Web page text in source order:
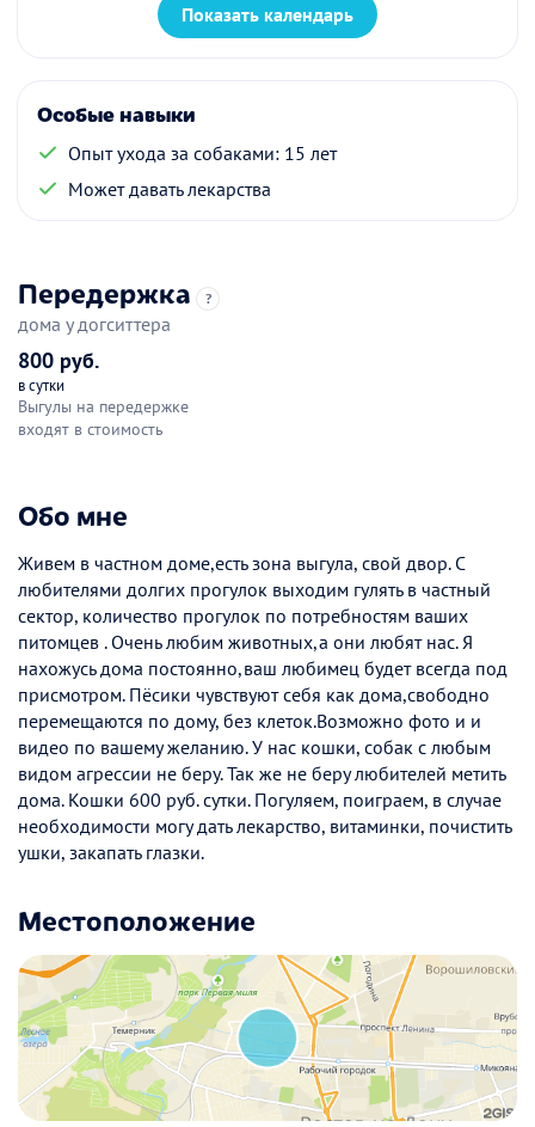
Показать календарь
Особые навыки
Опыт ухода за собаками: 15 лет
Может давать лекарства
Передержка ?
дома у догситтера
800 руб.
в сутки
Выгулы на передержке
входят в стоимость
Обо мне
Живем в частном доме,есть зона выгула, свой двор. С
любителями долгих прогулок выходим гулять в частный
сектор, количество прогулок по потребностям ваших
питомцев . Очень любим животных,а они любят нас. Я
нахожусь дома постоянно,ваш любимец будет всегда под
присмотром. Пёсики чувствуют себя как дома,свободно
перемещаются по дому, без клеток.Возможно фото и и
видео по вашему желанию. У нас кошки, собак с любым
видом агрессии не беру. Так же не беру любителей метить
дома. Кошки 600 руб. сутки. Погуляем, поиграем, в случае
необходимости могу дать лекарство, витаминки, почистить
ушки, закапать глазки.
Местоположение